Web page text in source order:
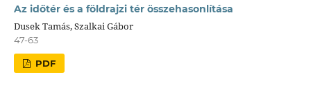
Az időtér és a földrajzi tér összehasonlítása
Dusek Tamás, Szalkai Gábor
47-63
PDF